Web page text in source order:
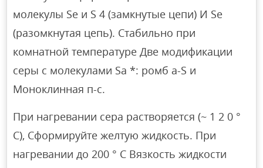
молекулы Se и S 4 (замкнутые цепи) И Se
(разомкнутая цепь). Стабильно при
комнатной температуре Две модификации
серы с молекулами Sa *: ромб a-S и
Моноклинная п-с.
При нагревании сера растворяется (~ 1 2 0 °
С), Сформируйте желтую жидкость. При
нагревании до 200 ° С Вязкость жидкости